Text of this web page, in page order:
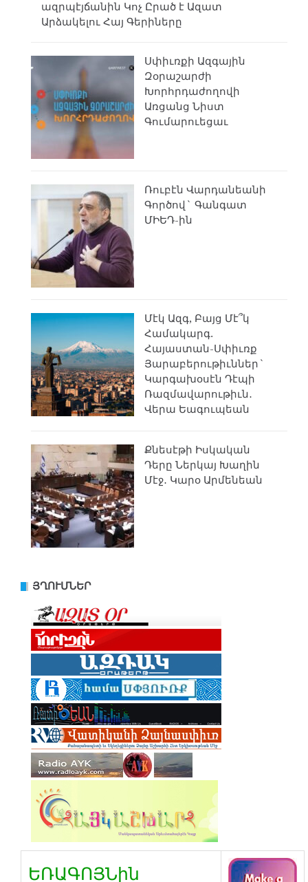
ազրպէյճանին Կոչ Ըրած է Ազատ
Արձակելու Հայ Գերիները
Սփիւռքի Ազգային
Զօրաշարժի
Խորհրդաժողովի
Առցանց Նիստ
Գումարուեցաւ
Ռուբէն Վարդանեանի
Գործով` Գանգատ
ՄԻԵԴ-ին
Մէկ Ազգ, Բայց Մէ՞կ
Համակարգ.
Հայաստան-Սփիւռք
Յարաբերութիւններ`
Կարգախօսէն Դէպի
Ռազմավարութիւն․
Վերա Եագուպեան
Քնեսէթի Իսկական
Դերը Ներկայ Խաղին
Մէջ․ Կարօ Արմենեան
ՅՂՈՒՄՆԵՐ
ԵՌԱԳՈՅՆին